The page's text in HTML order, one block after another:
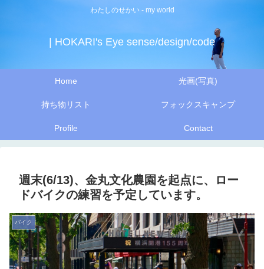
わたしのせかい - my world
| HOKARI's Eye sense/design/code
Home 光画(写真)
持ち物リスト フォックスキャンプ
Profile Contact
週末(6/13)、金丸文化農園を起点に、ロー
ドバイクの練習を予定しています。
バイク